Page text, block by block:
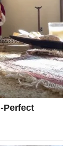
uspjeh.
obilje, lijepe
koji vam pruža
da ostvarite